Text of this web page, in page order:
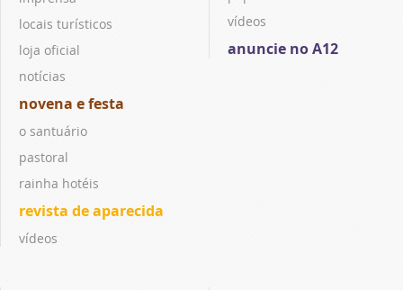
locais turísticos
loja oficial
notícias
novena e festa
o santuário
pastoral
rainha hotéis
revista de aparecida
vídeos
vídeos
anuncie no A12